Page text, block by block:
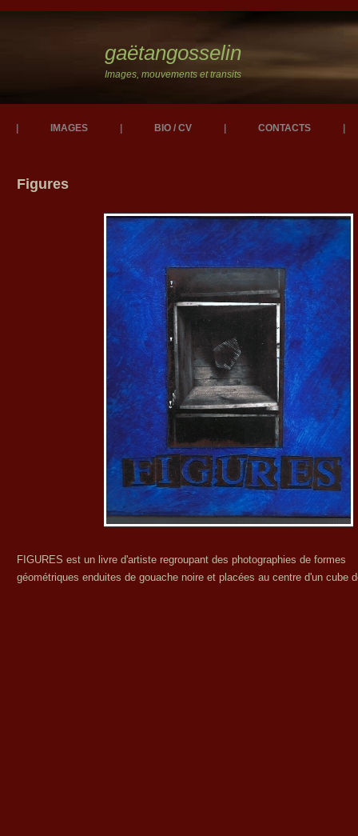
gaëtangosselin
Images, mouvements et transits
IMAGES BIO / CV CONTACTS
Figures
FIGURES est un livre d'artiste regroupant des photographies de formes
géométriques enduites de gouache noire et placées au centre d'un cube